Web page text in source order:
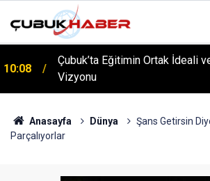
10:08
Çubuk’ta Eğitimin Ortak İdeali ve
Vizyonu
12:06
ÇUBUK’TA ‘YAZA MERHABA’
Gönüllerince Eğlendi!
Anasayfa Dünya
Şans Getirsin
Parçalıyorlar